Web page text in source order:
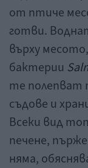
от птиче
готви.
върху
бактерии
те полепват
съдове и
Всеки вид
печене,
няма,